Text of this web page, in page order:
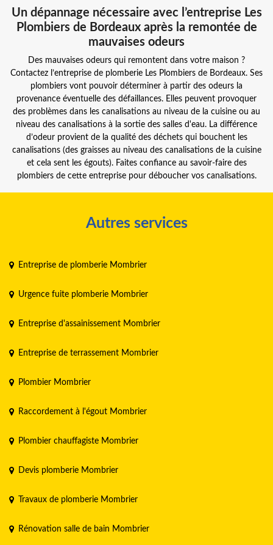
Un dépannage nécessaire avec l’entreprise Les
Plombiers de Bordeaux après la remontée de
mauvaises odeurs
Des mauvaises odeurs qui remontent dans votre maison ?
Contactez l’entreprise de plomberie Les Plombiers de Bordeaux. Ses
plombiers vont pouvoir déterminer à partir des odeurs la
provenance éventuelle des défaillances. Elles peuvent provoquer
des problèmes dans les canalisations au niveau de la cuisine ou au
niveau des canalisations à la sortie des salles d'eau. La différence
d’odeur provient de la qualité des déchets qui bouchent les
canalisations (des graisses au niveau des canalisations de la cuisine
et cela sent les égouts). Faites confiance au savoir-faire des
plombiers de cette entreprise pour déboucher vos canalisations.
Autres services
Entreprise de plomberie Mombrier
Urgence fuite plomberie Mombrier
Entreprise d'assainissement Mombrier
Entreprise de terrassement Mombrier
Plombier Mombrier
Raccordement à l'égout Mombrier
Plombier chauffagiste Mombrier
Devis plomberie Mombrier
Travaux de plomberie Mombrier
Rénovation salle de bain Mombrier